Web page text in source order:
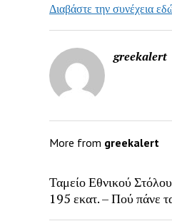
Διαβάστε την συνέχεια
greekalert
More from greekalert
Ταμείο Εθνικού
195 εκατ. – Πού πάνε